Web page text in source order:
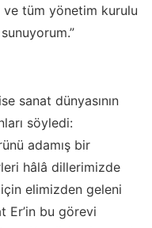
tüm yönetim kurulu
sanat dünyasının
söyledi:
adamış bir
hâlâ dillerimizde
elimizden geleni
Er’in bu görevi